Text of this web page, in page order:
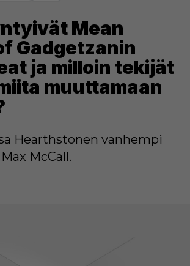
Mean
Gadgetzanin
ja milloin tekijät
muuttamaan
Hearthstonen vanhempi
McCall.